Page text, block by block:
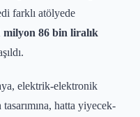
farklı atölyede
milyon 86 bin liralık
elektrik-elektronik
hatta yiyecek-